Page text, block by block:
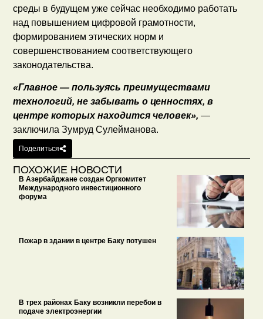
среды в будущем уже сейчас необходимо работать
над повышением цифровой грамотности,
формированием этических норм и
совершенствованием соответствующего
законодательства.
«Главное — пользуясь преимуществами
технологий, не забывать о ценностях, в
центре которых находится человек», —
заключила Зумруд Сулейманова.
Поделиться
ПОХОЖИЕ НОВОСТИ
В Азербайджане создан Оргкомитет
Международного инвестиционного
форума
Пожар в здании в центре Баку потушен
В трех районах Баку возникли перебои в
подаче электроэнергии